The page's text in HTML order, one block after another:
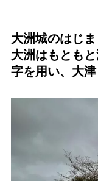
大洲城のはじま
大洲はもとも
字を用い、大津